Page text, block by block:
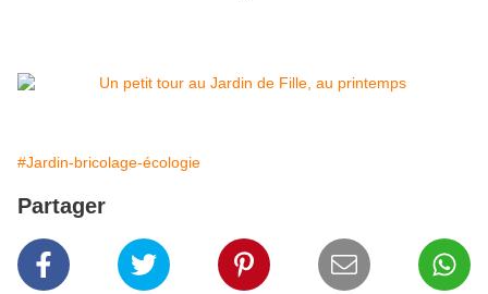
#Jardin-bricolage-écologie
Partager